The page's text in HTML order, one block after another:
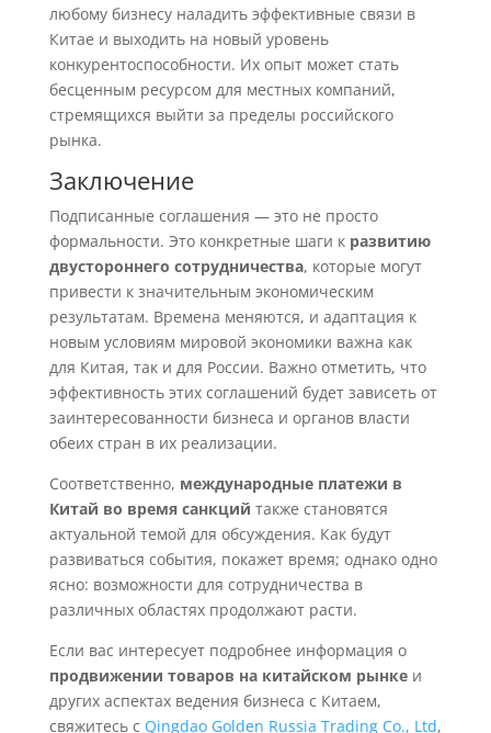
любому бизнесу наладить эффективные связи в
Китае и выходить на новый уровень
конкурентоспособности. Их опыт может стать
бесценным ресурсом для местных компаний,
стремящихся выйти за пределы российского
рынка.
Заключение
Подписанные соглашения — это не просто
формальности. Это конкретные шаги к развитию
двустороннего сотрудничества, которые могут
привести к значительным экономическим
результатам. Времена меняются, и адаптация к
новым условиям мировой экономики важна как
для Китая, так и для России. Важно отметить, что
эффективность этих соглашений будет зависеть от
заинтересованности бизнеса и органов власти
обеих стран в их реализации.
Соответственно, международные платежи в
Китай во время санкций также становятся
актуальной темой для обсуждения. Как будут
развиваться события, покажет время; однако одно
ясно: возможности для сотрудничества в
различных областях продолжают расти.
Если вас интересует подробнее информация о
продвижении товаров на китайском рынкеи
других аспектах ведения бизнеса с Китаем,
свяжитесь с Qingdao Golden Russia Trading Co., Ltd,